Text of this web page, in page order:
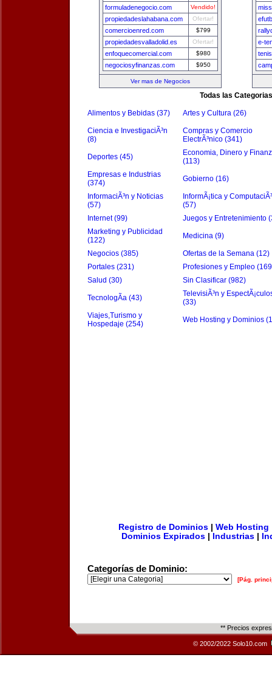
formuladenegocio.com Vendido!
propiedadeslahabana.com Ofertar!
comercioenred.com $799
propiedadesvalladolid.es Ofertar!
enfoquecomercial.com $980
negociosyfinanzas.com $950
Ver mas de Negocios
e-
Todas las Categorias
Alimentos y Bebidas (37) Artes y Cultura (26)
Ciencia e InvestigaciÃ³n
(8)
Compras y Comercio
ElectrÃ³nico (341)
Deportes (45)
Economia, Dinero y
(113)
Empresas e Industrias
(374)
Gobierno (16)
InformaciÃ³n y Noticias
(57)
InformÃ¡tica y
(57)
Internet (99)
Juegos y Entretenimiento
Marketing y Publicidad
(122)
Medicina (9)
Negocios (385)
Ofertas de la Semana (12)
Portales (231)
Profesiones y Empleo
Salud (30)
Sin Clasificar (982)
TecnologÃ­a (43)
TelevisiÃ³n y
(33)
Viajes,Turismo y
Hospedaje (254)
Web Hosting y Dominios
Registro de Dominios| Web Hosting
Dominios Expirados
Industrias
Categorías de Dominio:
[Pág.
** Precios
© 2002/2022 Solo10.com